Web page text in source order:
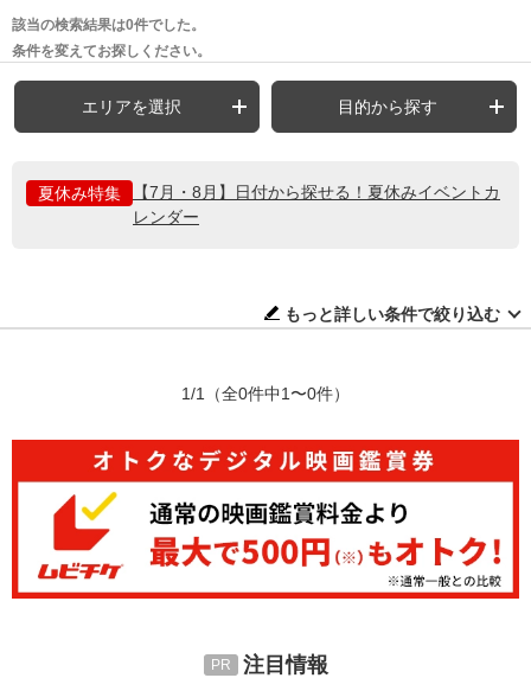
該当の検索結果は0件でした。
条件を変えてお探しください。
エリアを選択 目的から探す
夏休み特集
【7月・8月】日付から探せる！夏休みイベントカ
レンダー
もっと詳しい条件で絞り込む
1/1 （全0件中1〜0件）
注目情報